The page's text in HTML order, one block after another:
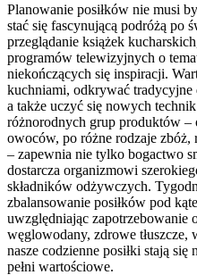
Planowanie posiłków nie musi
stać się fascynującą podróżą po
przeglądanie książek
programów telewizyjnych o
niekończących się inspiracji.
kuchniami, odkrywać
a także uczyć się nowych
różnorodnych grup produktów
owoców, po różne rodzaje zbóż,
– zapewnia nie tylko bogactwo
dostarcza organizmowi
składników odżywczych.
zbalansowanie posiłków pod
uwzględniając zapotrzebowanie
węglowodany, zdrowe tłuszcze,
nasze codzienne posiłki stają
pełni wartościowe.